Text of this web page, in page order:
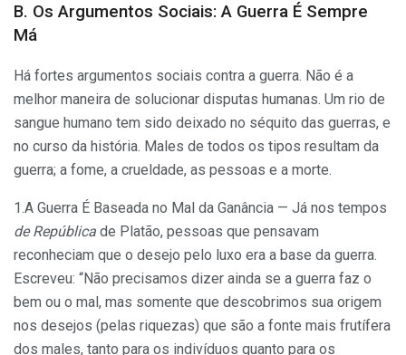
B. Os Argumentos Sociais: A Guerra É Sempre
Má
Há fortes argumentos sociais contra a guerra. Não é a
melhor maneira de solucionar disputas humanas. Um rio de
sangue humano tem sido deixado no séquito das guerras, e
no curso da história. Males de todos os tipos resultam da
guerra; a fome, a crueldade, as pessoas e a morte.
1.A Guerra É Baseada no Mal da Ganância — Já nos tempos
de República de Platão, pessoas que pensavam
reconheciam que o desejo pelo luxo era a base da guerra.
Escreveu: “Não precisamos dizer ainda se a guerra faz o
bem ou o mal, mas somente que descobrimos sua origem
nos desejos (pelas riquezas) que são a fonte mais frutífera
dos males, tanto para os indivíduos quanto para os